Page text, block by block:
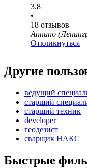
3.8
•
18 отзывов
Аннино
Откликнуться
Другие
ведущий
старший
старший техник
developer
геодезист
сварщик НАКС
Быстрые